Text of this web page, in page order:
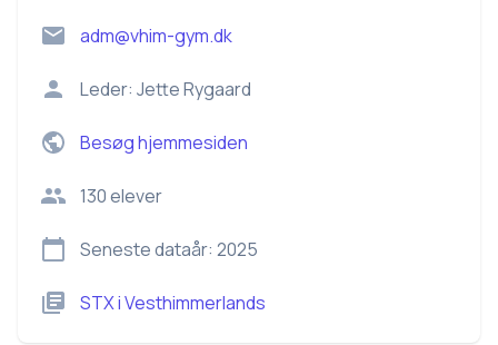
adm@vhim-gym.dk
Leder: Jette Rygaard
Besøg hjemmesiden
130elever
Seneste dataår: 2025
STXiVesthimmerlands